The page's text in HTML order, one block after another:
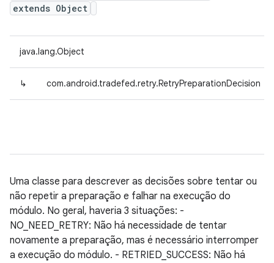
extends Object
java.lang.Object
↳ com.android.tradefed.retry.RetryPreparationDecision
Uma classe para descrever as decisões sobre tentar ou
não repetir a preparação e falhar na execução do
módulo. No geral, haveria 3 situações: -
NO_NEED_RETRY: Não há necessidade de tentar
novamente a preparação, mas é necessário interromper
a execução do módulo. - RETRIED_SUCCESS: Não há